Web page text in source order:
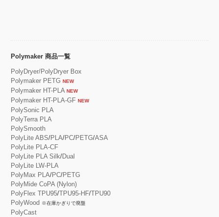
Polymaker 商品一覧
PolyDryer/PolyDryer Box
Polymaker PETG NEW
Polymaker HT-PLA NEW
Polymaker HT-PLA-GF NEW
PolySonic PLA
PolyTerra PLA
PolySmooth
PolyLite ABS/PLA/PC/PETG/ASA
PolyLite PLA-CF
PolyLite PLA Silk/Dual
PolyLite LW-PLA
PolyMax PLA/PC/PETG
PolyMide CoPA (Nylon)
PolyFlex TPU95/TPU95-HF/TPU90
PolyWood ※在庫かぎりで廃盤
PolyCast